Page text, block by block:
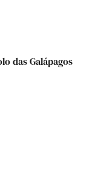
das Galápagos